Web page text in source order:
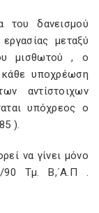
του δανεισμού
μεταξύ
μισθωτού , ο
υποχρέωση
αντίστοιχων
υπόχρεος ο
).
να γίνει μόνο
90 Τμ. Β,΄Α.Π .